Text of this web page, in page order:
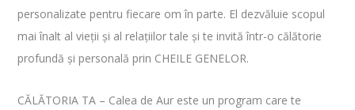
personalizate pentru fiecare om în parte. El dezvăluie scopul
mai înalt al vieții și al relațiilor tale și te invită într-o călătorie
profundă și personală prin CHEILE GENELOR.
CĂLĂTORIA TA – Calea de Aur este un program care te